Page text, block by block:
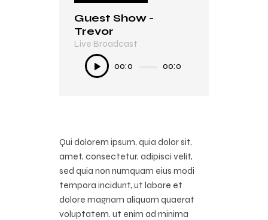
Guest Show -
Trevor
Live Broadcast
Audio
Player
00:0
00:0
In My Mind
Live Broadcast
Audio
Player
00:0
00:0
Qui dolorem ipsum, quia dolor sit,
amet, consectetur, adipisci velit,
sed quia non numquam eius modi
tempora incidunt, ut labore et
dolore magnam aliquam quaerat
voluptatem. ut enim ad minima